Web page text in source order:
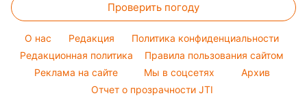
Алла Пугачева
Максим Галкин
Настя Каменских
Праздничное меню
Комнатные растения
Курс валют
Магнитные бури
Погода на сегодня
Погода на завтра
Пылевая буря
Проверить погоду
O нас Редакция
Политика конфиденциальности
Редакционная политика
Правила пользования сайтом
Реклама на сайте
Мы в соцсетях
Архив
Отчет о прозрачности JTI